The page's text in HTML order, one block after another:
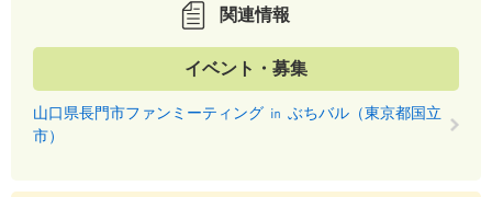
関連情報
イベント・募集
山口県長門市ファンミーティング ㏌ ぶちバル（東京都国立
市）